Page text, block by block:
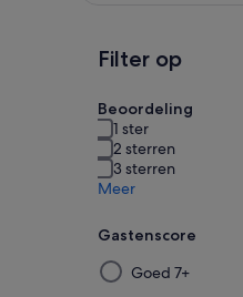
Filter op
Beoordeling
1 ster
2 sterren
3 sterren
Meer
Gastenscore
Door
een
Goed 7+